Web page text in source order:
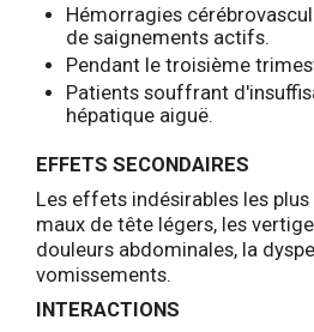
Hémorragies
de saignements actifs.
Pendant le troisième
Patients souffrant
hépatique aiguë.
EFFETS SECONDAIRES
Les effets indésirables les
maux de tête légers, les
douleurs abdominales, la
vomissements.
INTERACTIONS